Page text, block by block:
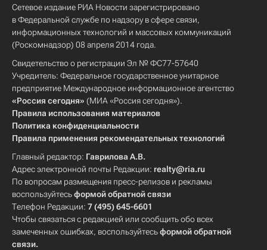
Сетевое издание РИА Новости зарегистрировано
в Федеральной службе по надзору в сфере связи,
информационных технологий и массовых коммуникаций
(Роскомнадзор) 08 апреля 2014 года.
Свидетельство о регистрации Эл № ФС77-57640
Учредитель: Федеральное государственное унитарное
предприятие Международное информационное агентство
«Россия сегодня» (МИА «Россия сегодня»).
Правила использования материалов
Политика конфиденциальности
Правила применения рекомендательных технологий
Главный редактор: Гаврилова А.В.
Адрес электронной почты Редакции: realty@ria.ru
По вопросам размещения пресс-релизов и рекламы
воспользуйтесьформой обратной связи
Телефон Редакции: 7 (495) 645-6601
Чтобы связаться с редакцией или сообщить обо всех
замеченных ошибках, воспользуйтесьформой обратной
связи.